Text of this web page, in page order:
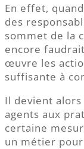
En effet,
des
sommet de la
encore
œuvre les
suffisante à
Il devient
agents aux
certaine
un métier